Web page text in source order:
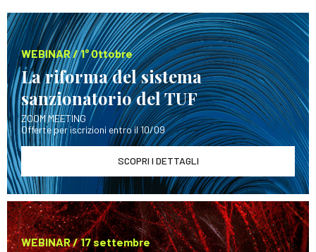
WEBINAR / 1° Ottobre
La riforma del sistema
sanzionatorio del TUF
ZOOM MEETING
Offerte per iscrizioni entro il 10/09
SCOPRI I DETTAGLI
WEBINAR / 17 settembre